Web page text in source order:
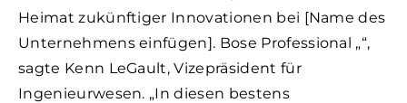
Heimat zukünftiger Innovationen bei [Name des
Unternehmens einfügen]. Bose Professional „“,
sagte Kenn LeGault, Vizepräsident für
Ingenieurwesen. „In diesen bestens